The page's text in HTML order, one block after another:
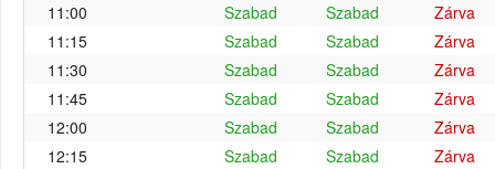
11:00
Szabad Szabad
Zárva
11:15
Szabad Szabad
Zárva
11:30
Szabad Szabad
Zárva
11:45
Szabad Szabad
Zárva
12:00
Szabad Szabad
Zárva
12:15
Szabad Szabad
Zárva